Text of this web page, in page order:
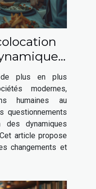
de plus en plus
modernes,
humaines au
questionnements
dynamiques
article propose
changements et